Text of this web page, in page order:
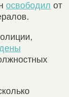
освободил от